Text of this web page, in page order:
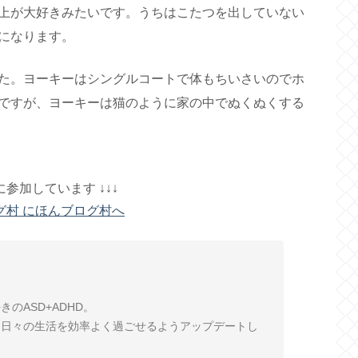
が大好きみたいです。うちはこたつを出していない
なります。
。ヨーキーはシングルコートで体もちいさいのでホ
すが、ヨーキーは猫のように家の中でぬくぬくする
参加しています ↓↓↓
のASD+ADHD。
々の生活を効率よく過ごせるようアップデートし